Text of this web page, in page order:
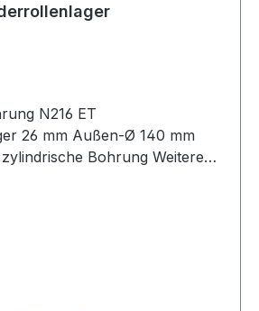
N216 ET
26 mm Außen-Ø 140 mm
Bohrung Weitere